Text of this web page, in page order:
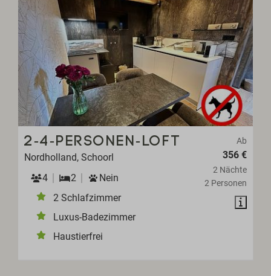
Ab
356 €
2 Nächte
2 Personen
2-4-PERSONEN-LOFT
Nordholland, Schoorl
4
2
Nein
2 Schlafzimmer
Luxus-Badezimmer
Haustierfrei